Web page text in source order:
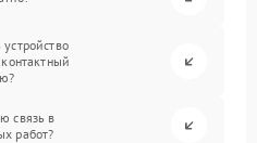
связь в
работ?